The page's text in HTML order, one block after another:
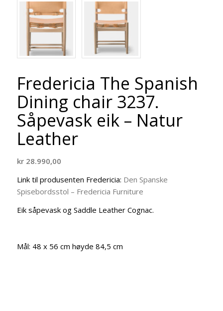
Fredericia The Spanish
Dining chair 3237.
Såpevask eik – Natur
Leather
kr28.990,00
Link til produsenten Fredericia: Den Spanske
Spisebordsstol – Fredericia Furniture
Eik såpevask og Saddle Leather Cognac.
Mål: 48 x 56 cm høyde 84,5 cm